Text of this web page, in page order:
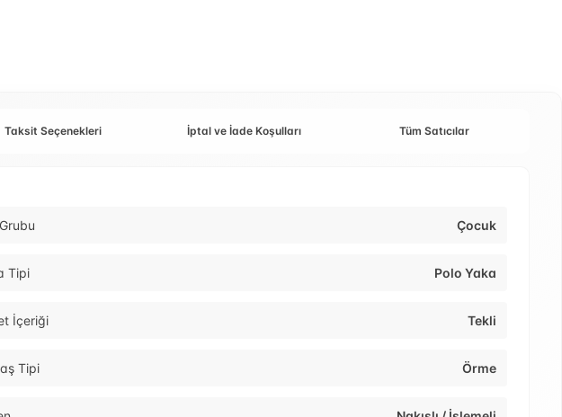
Taksit Seçenekleri İptal ve İade Koşulları Tüm Satıcılar
Çocuk
Tipi Polo Yaka
İçeriği Tekli
Tipi Örme